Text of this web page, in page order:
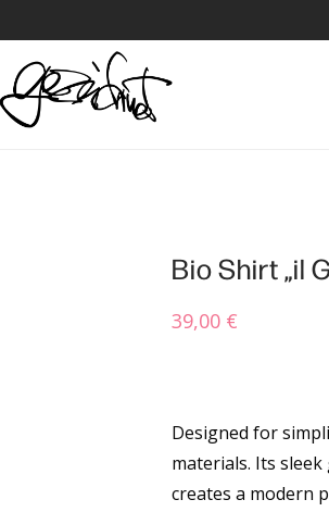
Bio Shirt „il
39,00 €
Designed for
materials. Its
creates a modern